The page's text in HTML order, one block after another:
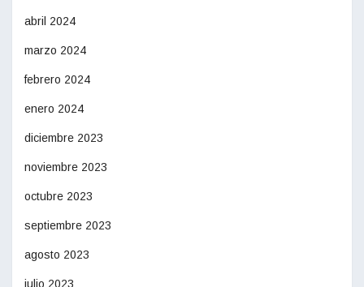
abril 2024
marzo 2024
febrero 2024
enero 2024
diciembre 2023
noviembre 2023
octubre 2023
septiembre 2023
agosto 2023
julio 2023